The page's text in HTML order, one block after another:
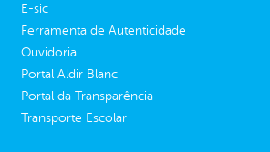
E-sic
Ferramenta de Autenticidade
Ouvidoria
Portal Aldir Blanc
Portal da Transparência
Transporte Escolar